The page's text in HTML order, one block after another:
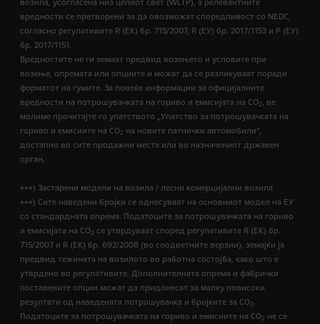
возила, усогласена низ целиот свет (WLTP), а релевантните
вредности се претворени за да овозможат споредливост со NEDC,
согласно регулативите R (EК) бр. 715/2007, R (ЕУ) бр. 2017/1153 и Р (ЕУ)
бр. 2017/1151.
Вредностите не ги земаат предвид возењето и условите при
возење, опремата или опциите и можат да се разликуваат поради
форматот на гумите. За повеќе информации за официјалните
вредности на потрошувачката на гориво и емисијата на CO2, ве
молиме прочитајте го упатството „Упатство за потрошувачката на
гориво и емисиите на CO2 на новите патнички автомобили“,
достапно во сите продажни места или во назначениот државен
орган.
+++) Застарени модели на возила / лесни комерцијални возила
+++) Сите наведени бројки се однесуваат на основниот модел на ЕУ
со стандардната опрема. Податоците за потрошувачката на гориво
и емисијата на СО2 се утврдуваат според регулативите R (ЕК) бр.
715/2007 и R (ЕК) бр. 692/2008 (во соодветните верзии), земајќи ја
предвид тежината на возилото во работна состојба, како што е
утврдено во регулативите. Дополнителната опрема и фабрички
поставените опции можат да придонесат за малку повисоки
резултати од наведената потрошувачка и бројките за CO2.
Податоците за потрошувачката на гориво и емисиите на CO2 не се